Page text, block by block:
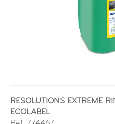
RESOLUTIONS EXTREME
ECOLABEL